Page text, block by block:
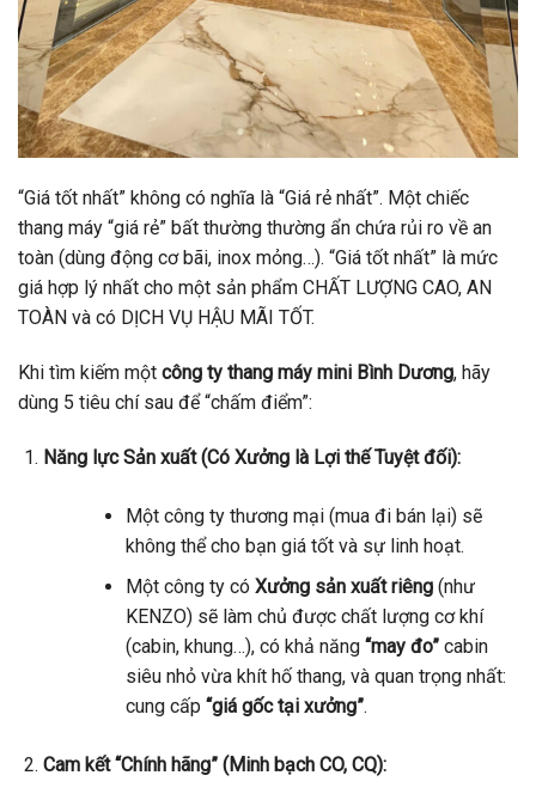
“Giá tốt nhất” không có nghĩa là “Giá rẻ nhất”. Một chiếc
thang máy “giá rẻ” bất thường thường ẩn chứa rủi ro về an
toàn (dùng động cơ bãi, inox mỏng…). “Giá tốt nhất” là mức
giá hợp lý nhất cho một sản phẩm CHẤT LƯỢNG CAO, AN
TOÀN và có DỊCH VỤ HẬU MÃI TỐT.
Khi tìm kiếm một công ty thang máy mini Bình Dương, hãy
dùng 5 tiêu chí sau để “chấm điểm”:
Năng lực Sản xuất (Có Xưởng là Lợi thế Tuyệt đối):
Một công ty thương mại (mua đi bán lại) sẽ
không thể cho bạn giá tốt và sự linh hoạt.
Một công ty có Xưởng sản xuất riêng(như
KENZO) sẽ làm chủ được chất lượng cơ khí
(cabin, khung…), có khả năng “may đo”cabin
siêu nhỏ vừa khít hố thang, và quan trọng nhất:
cung cấp “giá gốc tại xưởng”.
Cam kết “Chính hãng” (Minh bạch CO, CQ):